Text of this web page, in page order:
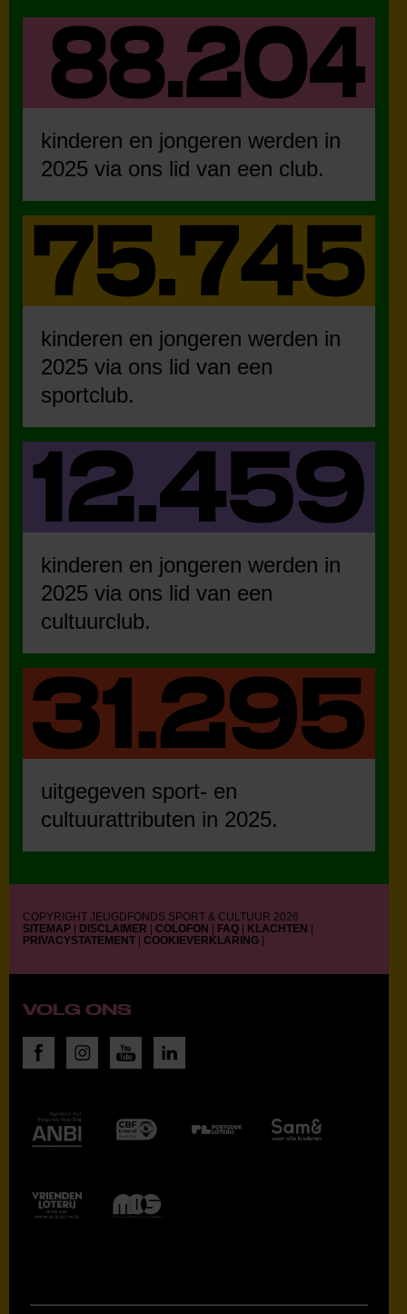
kinderen en jongeren werden in
2025 via ons lid van een club.
kinderen en jongeren werden in
2025 via ons lid van een
sportclub.
kinderen en jongeren werden in
2025 via ons lid van een
cultuurclub.
uitgegeven sport- en
cultuurattributen in 2025.
COPYRIGHT JEUGDFONDS SPORT & CULTUUR 2026
SITEMAP | DISCLAIMER | COLOFON | FAQ | KLACHTEN |
PRIVACYSTATEMENT | COOKIEVERKLARING |
VOLG ONS